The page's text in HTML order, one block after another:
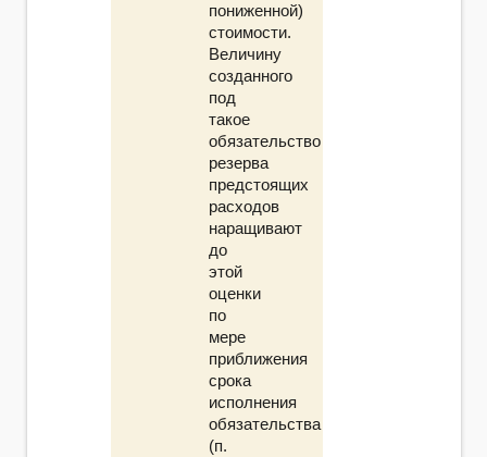
пониженной)
стоимости.
Величину
созданного
под
такое
обязательство
резерва
предстоящих
расходов
наращивают
до
этой
оценки
по
мере
приближения
срока
исполнения
обязательства
(п.